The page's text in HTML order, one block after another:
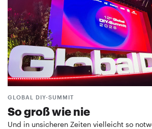
GLOBAL DIY-SUMMIT
So groß wie nie
Und in unsicheren Zeiten vielleicht so